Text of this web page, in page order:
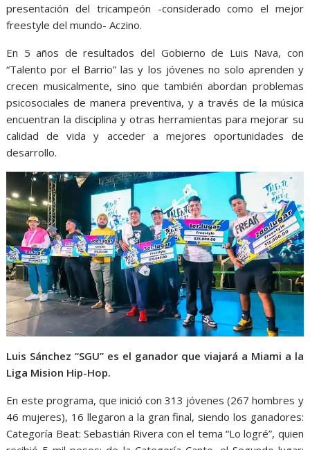
presentación del tricampeón -considerado como el mejor
freestyle del mundo- Aczino.
En 5 años de resultados del Gobierno de Luis Nava, con
“Talento por el Barrio” las y los jóvenes no solo aprenden y
crecen musicalmente, sino que también abordan problemas
psicosociales de manera preventiva, y a través de la música
encuentran la disciplina y otras herramientas para mejorar su
calidad de vida y acceder a mejores oportunidades de
desarrollo.
Luis Sánchez “SGU” es el ganador que viajará a Miami a la
Liga Mision Hip-Hop.
En este programa, que inició con 313 jóvenes (267 hombres y
46 mujeres), 16 llegaron a la gran final, siendo los ganadores:
Categoría Beat: Sebastián Rivera con el tema “Lo logré”, quien